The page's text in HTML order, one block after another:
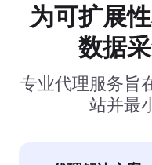
为可扩展
数据
专业代理服务旨
站并最